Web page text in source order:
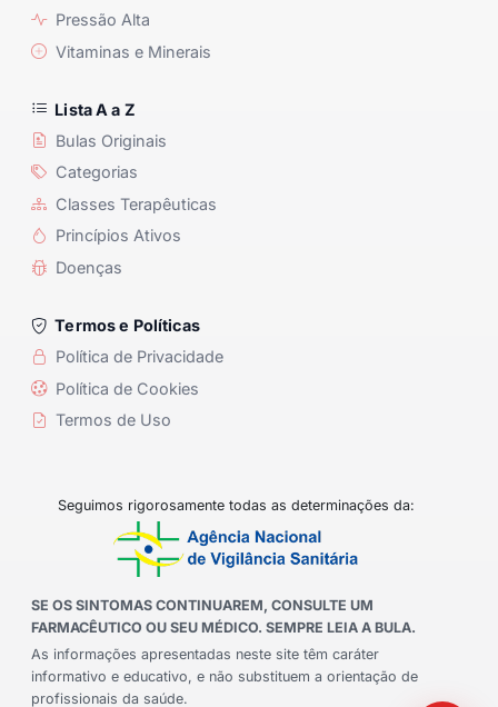
Pressão Alta
Vitaminas e Minerais
Lista A a Z
Bulas Originais
Categorias
Classes Terapêuticas
Princípios Ativos
Doenças
Termos e Políticas
Política de Privacidade
Política de Cookies
Termos de Uso
Seguimos rigorosamente todas as determinações da:
SE OS SINTOMAS CONTINUAREM, CONSULTE UM
FARMACÊUTICO OU SEU MÉDICO. SEMPRE LEIA A BULA.
As informações apresentadas neste site têm caráter
informativo e educativo, e não substituem a orientação de
profissionais da saúde.